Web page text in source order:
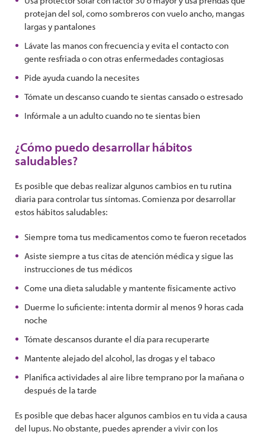
protejan del sol, como sombreros con vuelo ancho, mangas
largas y pantalones
Lávate las manos con frecuencia y evita el contacto con
gente resfriada o con otras enfermedades contagiosas
Pide ayuda cuando la necesites
Tómate un descanso cuando te sientas cansado o estresado
Infórmale a un adulto cuando no te sientas bien
¿Cómo puedo desarrollar hábitos
saludables?
Es posible que debas realizar algunos cambios en tu rutina
diaria para controlar tus síntomas. Comienza por desarrollar
estos hábitos saludables:
Siempre toma tus medicamentos como te fueron recetados
Asiste siempre a tus citas de atención médica y sigue las
instrucciones de tus médicos
Come una dieta saludable y mantente físicamente activo
Duerme lo suficiente: intenta dormir al menos 9 horas cada
noche
Tómate descansos durante el día para recuperarte
Mantente alejado del alcohol, las drogas y el tabaco
Planifica actividades al aire libre temprano por la mañana o
después de la tarde
Es posible que debas hacer algunos cambios en tu vida a causa
del lupus. No obstante, puedes aprender a vivir con los